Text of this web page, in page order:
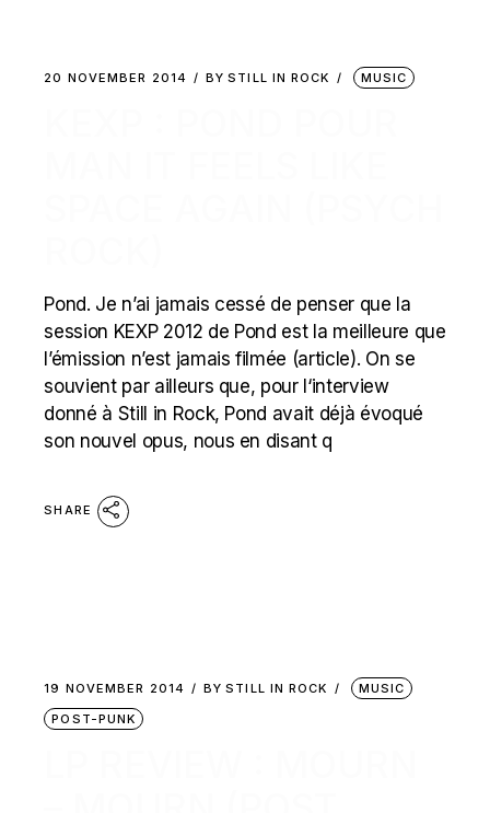
20 NOVEMBER 2014 BY STILL IN ROCK MUSIC
Pond. Je n’ai jamais cessé de penser que la
session KEXP 2012 de Pond est la meilleure que
l’émission n’est jamais filmée (article). On se
souvient par ailleurs que, pour l‘interview
donné à Still in Rock, Pond avait déjà évoqué
son nouvel opus, nous en disant q
SHARE
19 NOVEMBER 2014 BY STILL IN ROCK
MUSIC
POST-PUNK